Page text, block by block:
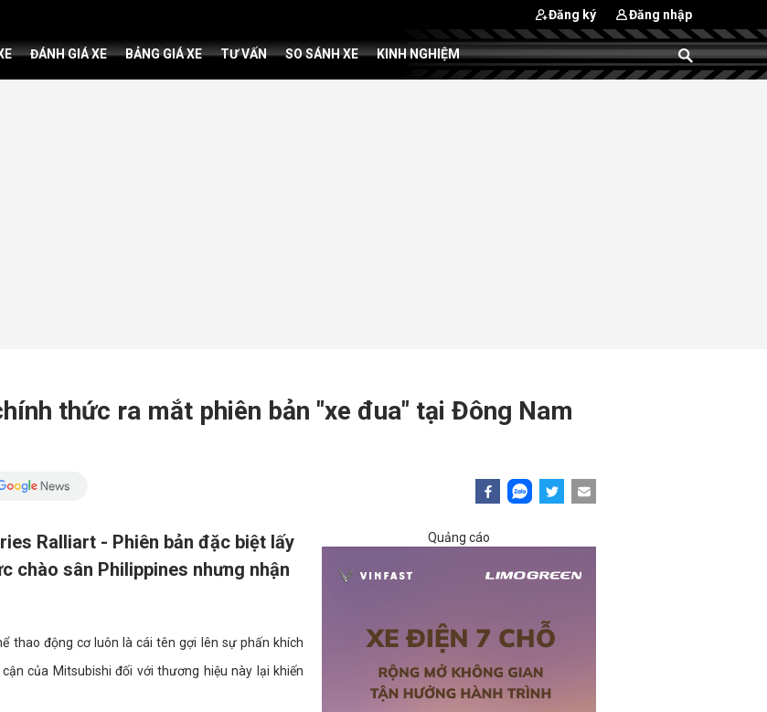
Đăng ký Đăng nhập
ĐÁNH GIÁ XE BẢNG GIÁ XE TƯ VẤN SO SÁNH XE KINH NGHIỆM
thức ra mắt phiên bản "xe đua" tại Đông Nam
Ralliart - Phiên bản đặc biệt lấy
chào sân Philippines nhưng nhận
thao động cơ luôn là cái tên gợi lên sự phấn khích
của Mitsubishi đối với thương hiệu này lại khiến
Quảng cáo